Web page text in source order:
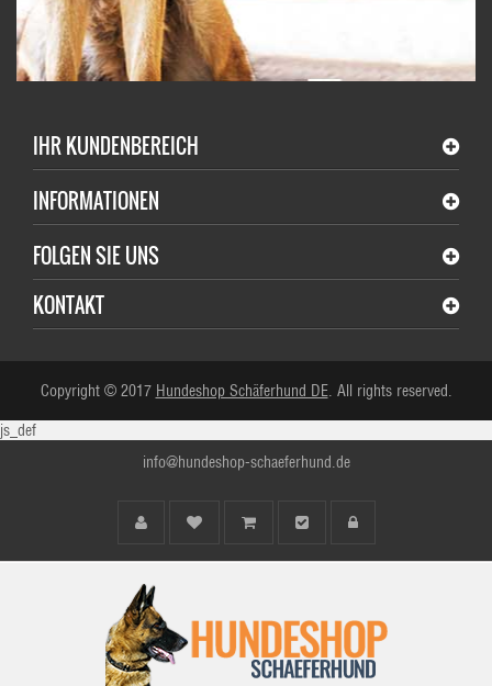
IHR KUNDENBEREICH
INFORMATIONEN
FOLGEN SIE UNS
KONTAKT
Copyright © 2017 Hundeshop Schäferhund DE. All rights reserved.
js_def
info@hundeshop-schaeferhund.de